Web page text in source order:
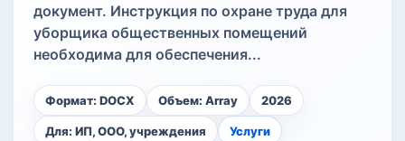
документ. Инструкция по охране труда для
уборщика общественных помещений
необходима для обеспечения...
Формат: DOCX Объем: Array 2026
Для: ИП, ООО, учреждения Услуги